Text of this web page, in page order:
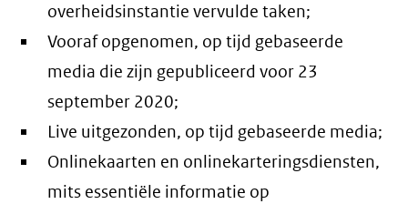
overheidsinstantie vervulde taken;
Vooraf opgenomen, op tijd gebaseerde
media die zijn gepubliceerd voor 23
september 2020;
Live uitgezonden, op tijd gebaseerde media;
Onlinekaarten en onlinekarteringsdiensten,
mits essentiële informatie op